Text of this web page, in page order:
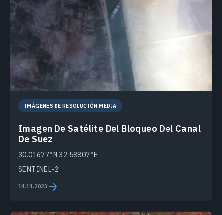
IMÁGENES DE RESOLUCIÓN MEDIA
Imagen De Satélite Del Bloqueo Del Canal
De Suez
30.01677°N 32.58807°E
SENTINEL-2
14.11.2023